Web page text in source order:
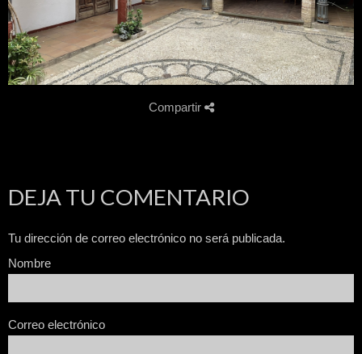
Compartir
DEJA TU COMENTARIO
Tu dirección de correo electrónico no será publicada.
Nombre
Correo electrónico